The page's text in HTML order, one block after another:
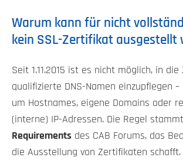
Warum kann für nicht
kein SSL-Zertifikat ausgestellt
Seit 1.11.2015 ist es nicht möglich, in
qualifizierte DNS-Namen einzupflegen
um Hostnames, eigene Domains oder
(interne) IP-Adressen. Die Regel
Requirements des CAB Forums, das
die Ausstellung von Zertifikaten schafft.